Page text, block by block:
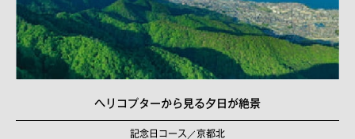
ヘリコプターから見る夕日が絶景
記念日コース／京都北